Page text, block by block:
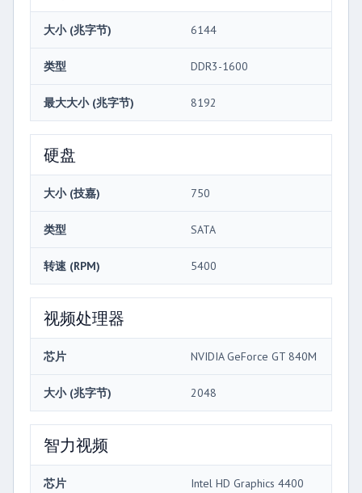
大小 (兆字节) 6144
类型 DDR3-1600
最大大小 (兆字节) 8192
硬盘
大小 (技嘉) 750
类型 SATA
转速 (RPM) 5400
视频处理器
芯片 NVIDIA GeForce GT 840M
大小 (兆字节) 2048
智力视频
芯片 Intel HD Graphics 4400